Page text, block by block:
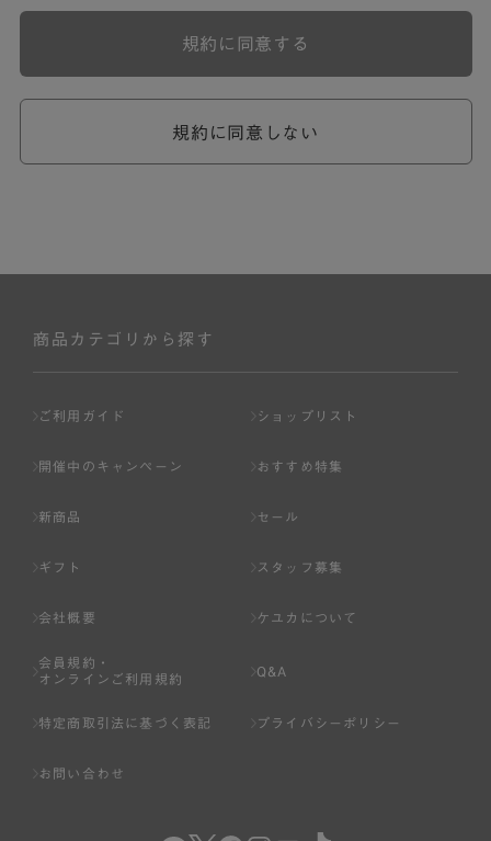
ら個別規定はその名称のいかんに関わらず、本規約の一部
めが優先されるものとします。
ません。
ページへの入力、または弊社が別途指定する方法に従って
基づき判断した場合は、弊社は、その登録を取り消すこと
のいずれかの事由に該当する場合は、その登録を拒否し、
または事前に通知することなく一旦なされた登録を取り消
いる場合。
規約に同意しない
規約に同意する
商品カテゴリから探す
ご利用ガイド ショップリスト
開催中のキャンペーン おすすめ特集
新商品 セール
ギフト スタッフ募集
会社概要 ケユカについて
会員規約・
オンラインご利用規約
Q&A
特定商取引法に基づく表記 プライバシーポリシー
お問い合わせ